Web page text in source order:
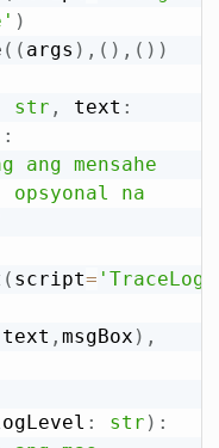
)
( ( args ) , ( ) , ( ) )
str , text :
:
ang mensahe
na
( script= 'TraceLog'
text , msgBox ) ,
: str ) :